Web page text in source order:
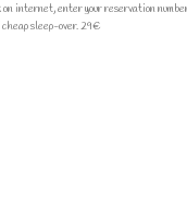
on internet, enter your reservation
cheap sleep-over. 29€